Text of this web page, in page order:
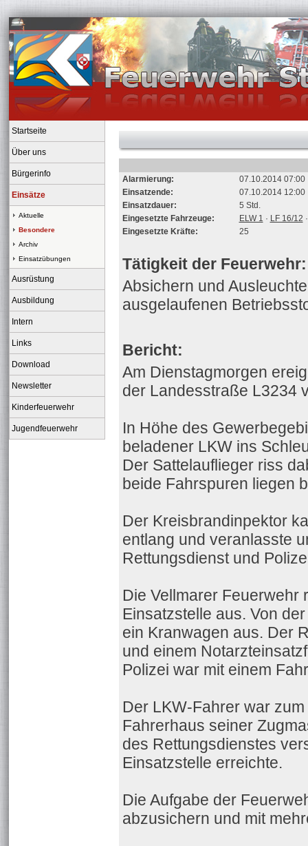
Startseite
Über uns
Bürgerinfo
Einsätze
Aktuelle
Besondere
Archiv
Einsatzübungen
Ausrüstung
Ausbildung
Intern
Links
Download
Newsletter
Kinderfeuerwehr
Jugendfeuerwehr
Alarmierung:
07.10.2014 07:00
Einsatzende:
07.10.2014 12:00
Einsatzdauer:
5 Std.
Eingesetzte Fahrzeuge:
ELW 1 · LF 16/12
Eingesetzte Kräfte:
25
Tätigkeit der Feuerwehr:
Absichern und
ausgelaufenen
Bericht:
Am Dienstagmorgen
der Landesstraße L3234
In Höhe des
beladener LKW ins
Der Sattelauflieger riss
beide Fahrspuren liegen
Der Kreisbrandinpektor
entlang und veranlasste
Rettungsdienst und
Die Vellmarer Feuerwehr
Einsatzstelle aus. Von
ein Kranwagen aus. Der
und einem
Polizei war mit einem
Der LKW-Fahrer war
Fahrerhaus seiner
des Rettungsdienstes
Einsatzstelle erreichte.
Die Aufgabe der
abzusichern und mit